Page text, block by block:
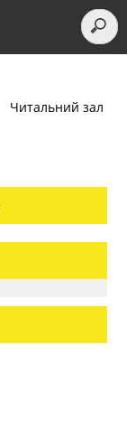
Читальний зал